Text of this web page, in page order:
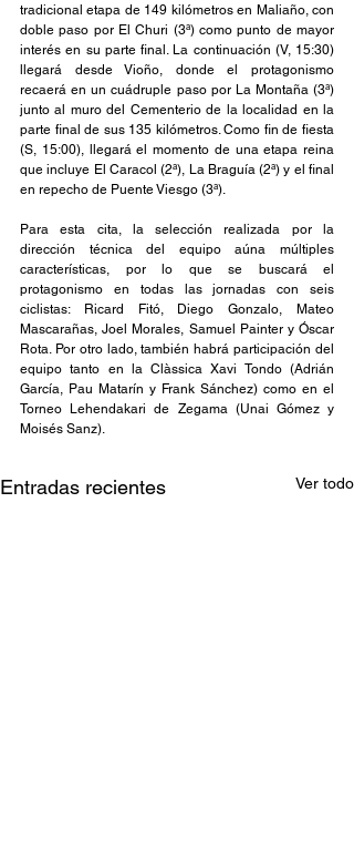
tradicional etapa de 149 kilómetros en Maliaño, con
doble paso por El Churi (3ª) como punto de mayor
interés en su parte final. La continuación (V, 15:30)
llegará desde Vioño, donde el protagonismo
recaerá en un cuádruple paso por La Montaña (3ª)
junto al muro del Cementerio de la localidad en la
parte final de sus 135 kilómetros. Como fin de fiesta
(S, 15:00), llegará el momento de una etapa reina
que incluye El Caracol (2ª), La Braguía (2ª) y el final
en repecho de Puente Viesgo (3ª).
Para esta cita, la selección realizada por la
dirección técnica del equipo aúna múltiples
características, por lo que se buscará el
protagonismo en todas las jornadas con seis
ciclistas: Ricard Fitó, Diego Gonzalo, Mateo
Mascarañas, Joel Morales, Samuel Painter y Óscar
Rota. Por otro lado, también habrá participación del
equipo tanto en la Clàssica Xavi Tondo (Adrián
García, Pau Matarín y Frank Sánchez) como en el
Torneo Lehendakari de Zegama (Unai Gómez y
Moisés Sanz).
Entradas recientes Ver todo